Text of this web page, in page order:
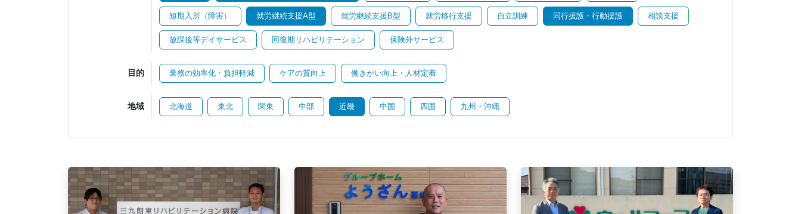
短期入所（障害） 就労継続支援A型 就労継続支援B型 就労移行支援 自立訓練 同行援護・行動援護 相談支援
放課後等デイサービス 回復期リハビリテーション 保険外サービス
目的 業務の効率化・負担軽減 ケアの質向上 働きがい向上・人材定着
地域 北海道 東北 関東 中部 近畿 中国 四国 九州・沖縄